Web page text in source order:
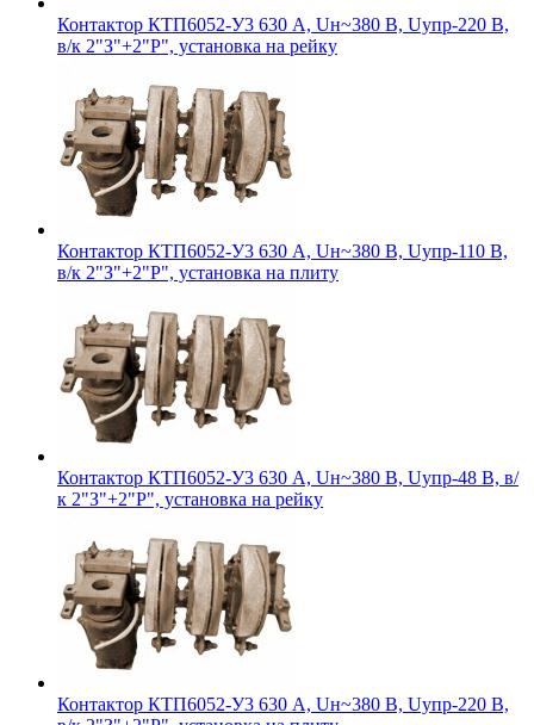
Контактор КТП6052-У3 630 А, Uн~380 В, Uупр-220 В,
в/к 2"З"+2"Р", установка на рейку
Контактор КТП6052-У3 630 А, Uн~380 В, Uупр-110 В,
в/к 2"З"+2"Р", установка на плиту
Контактор КТП6052-У3 630 А, Uн~380 В, Uупр-48 В, в/
к 2"З"+2"Р", установка на рейку
Контактор КТП6052-У3 630 А, Uн~380 В, Uупр-220 В,